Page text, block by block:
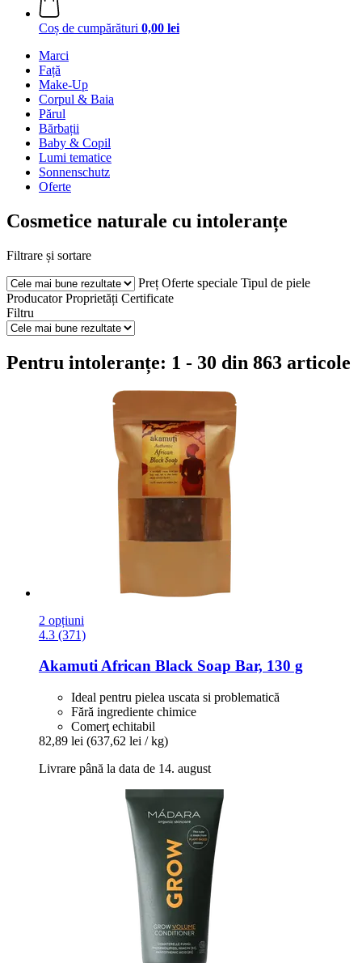
Coș de cumpărături 0,00 lei
Marci
Față
Make-Up
Corpul & Baia
Părul
Bărbații
Baby & Copil
Lumi tematice
Sonnenschutz
Oferte
Cosmetice naturale cu intoleranțe
Filtrare și sortare
Preț Oferte speciale Tipul de piele
Producator Proprietăți Certificate
Filtru
Pentru intoleranțe: 1 - 30 din 863 articole
2 opțiuni
4.3 (371)
AkamutiAfrican Black Soap Bar, 130 g
Ideal pentru pielea uscata si problematică
Fără ingrediente chimice
Comerţ echitabil
82,89 lei (637,62 lei / kg)
Livrare până la data de 14. august